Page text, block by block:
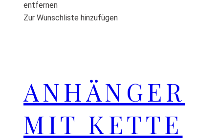
entfernen
Zur Wunschliste hinzufügen
ANHÄNGER
MIT KETTE